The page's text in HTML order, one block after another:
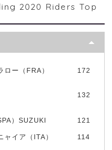
2020 Riders Top
ロー（FRA）
172
132
）SUZUKI 121
ャイア（ITA）
114